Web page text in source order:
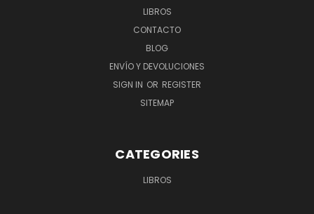
LIBROS
CONTACTO
BLOG
ENVÍO Y DEVOLUCIONES
SIGN IN OR REGISTER
SITEMAP
CATEGORIES
LIBROS